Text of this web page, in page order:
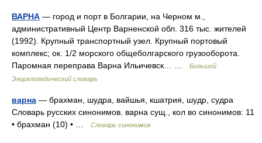
ВАРНА — город и порт в Болгарии, на Черном м.,
административный Центр Варненской обл. 316 тыс. жителей
(1992). Крупный транспортный узел. Крупный портовый
комплекс; ок. 1/2 морского общеболгарского грузооборота.
Паромная переправа Варна Ильичевск… …
Большой
Энциклопедический словарь
варна — брахман, шудра, вайшья, кшатрия, шудр, судра
Словарь русских синонимов. варна сущ., кол во синонимов: 11
• брахман (10) • …
Словарь синонимов